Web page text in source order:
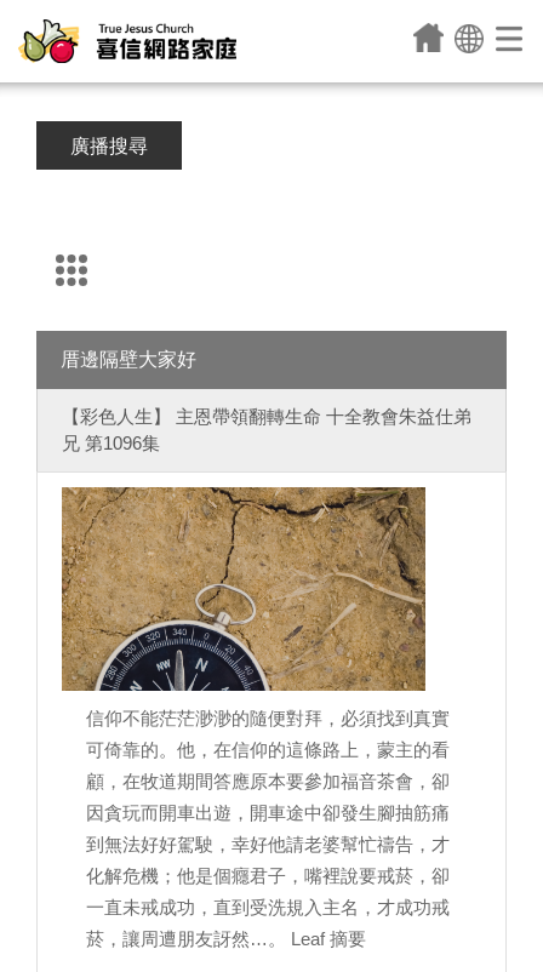
廣播搜尋
厝邊隔壁大家好
【彩色人生】 主恩帶領翻轉生命 十全教會朱益仕弟
兄 第1096集
信仰不能茫茫渺渺的隨便對拜，必須找到真實
可倚靠的。他，在信仰的這條路上，蒙主的看
顧，在牧道期間答應原本要參加福音茶會，卻
因貪玩而開車出遊，開車途中卻發生腳抽筋痛
到無法好好駕駛，幸好他請老婆幫忙禱告，才
化解危機；他是個癮君子，嘴裡說要戒菸，卻
一直未戒成功，直到受洗規入主名，才成功戒
菸，讓周遭朋友訝然…。 Leaf 摘要